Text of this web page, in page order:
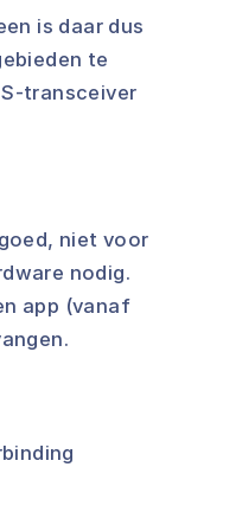
is daar dus
te
transceiver
niet voor
nodig.
app (vanaf